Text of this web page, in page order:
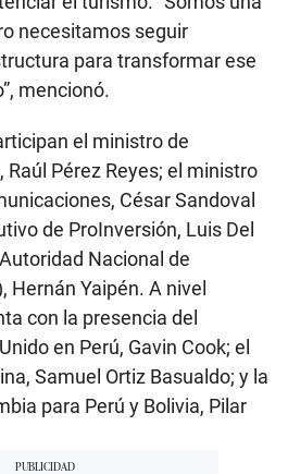
necesitamos seguir
para transformar ese
mencionó.
el ministro de
Raúl Pérez Reyes; el ministro
César Sandoval
de ProInversión, Luis Del
Nacional de
Hernán Yaipén. A nivel
con la presencia del
en Perú, Gavin Cook; el
Samuel Ortiz Basualdo; y la
para Perú y Bolivia, Pilar